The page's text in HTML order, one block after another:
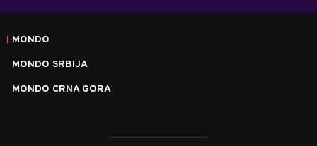
MONDO
MONDO SRBIJA
MONDO CRNA GORA